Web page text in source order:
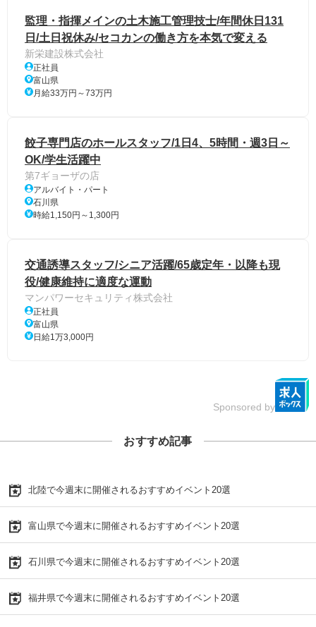
監理・指揮メインの土木施工管理技士/年間休日131
日/土日祝休み/セコカンの働き方を本気で変える
新栄建設株式会社
正社員
富山県
月給33万円～73万円
餃子専門店のホールスタッフ/1日4、5時間・週3日～
OK/学生活躍中
第7ギョーザの店
アルバイト・パート
石川県
時給1,150円～1,300円
交通誘導スタッフ/シニア活躍/65歳定年・以降も現
役/健康維持に適度な運動
マンパワーセキュリティ株式会社
正社員
富山県
日給1万3,000円
Sponsored by
おすすめ記事
北陸で今週末に開催されるおすすめイベント20選
富山県で今週末に開催されるおすすめイベント20選
石川県で今週末に開催されるおすすめイベント20選
福井県で今週末に開催されるおすすめイベント20選